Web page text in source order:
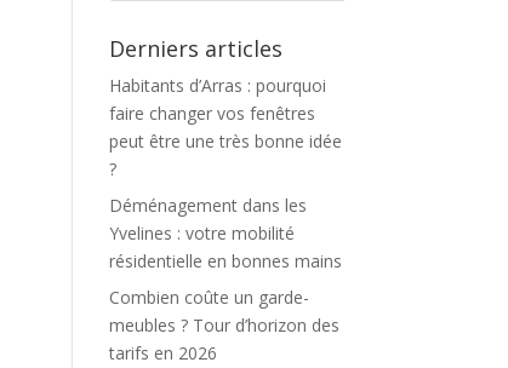
Derniers articles
Habitants d’Arras : pourquoi
faire changer vos fenêtres
peut être une très bonne idée
?
Déménagement dans les
Yvelines : votre mobilité
résidentielle en bonnes mains
Combien coûte un garde-
meubles ? Tour d’horizon des
tarifs en 2026